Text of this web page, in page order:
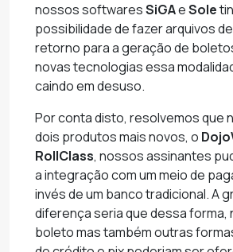
nossos softwaresSiGAeSole
possibilidade de fazer arquivos
retorno para a geração de
novas tecnologias essa
caindo em desuso.
Por conta disto, resolvemos que
dois produtos mais novos, o
RollClass, nossos assinantes
a integração com um meio de
invés de um banco tradicional. A
diferença seria que dessa forma,
boleto mas também outras